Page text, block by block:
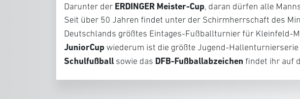
Darunter der ERDINGER Meister-Cup, daran dürfen alle
Seit über 50 Jahren findet unter der Schirmherrschaft des
Deutschlands größtes Eintages-Fußballturnier für Kleinfeld-
JuniorCup wiederum ist die größte Jugend-
Schulfußball sowie das DFB-Fußballabzeichen findet ihr auf